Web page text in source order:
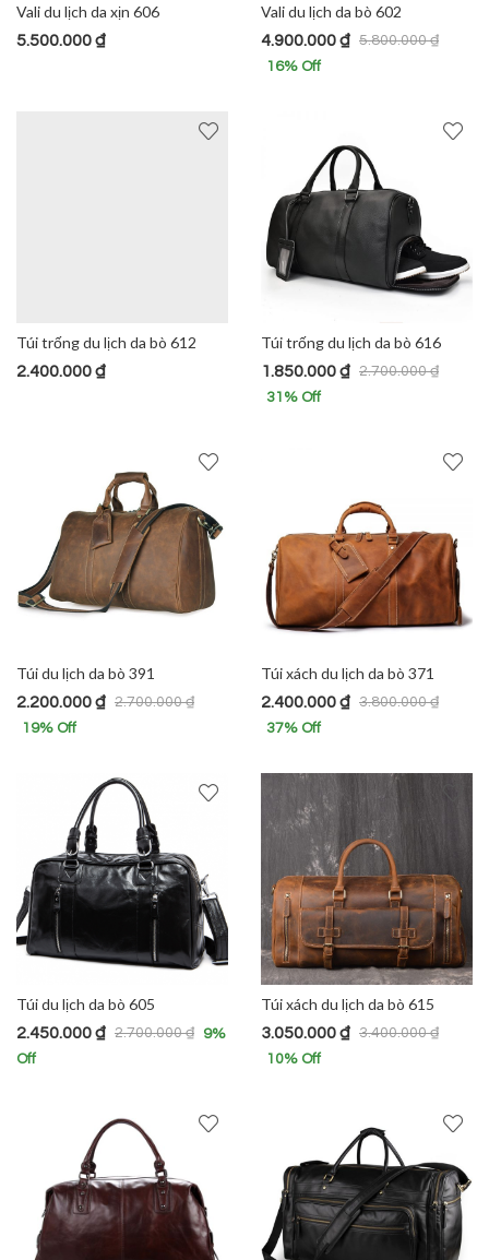
Vali du lịch da xịn 606
5.500.000₫
Vali du lịch da bò 602
5.800.000₫
4.900.000₫
16% Off
Túi trống du lịch da bò 612
2.400.000₫
Túi trống du lịch da bò 616
2.700.000₫
1.850.000₫
31 % Off
Túi du lịch da bò 391
2.700.000₫
2.200.000₫
19% Off
Túi xách du lịch da bò 371
3.800.000₫
2.400.000₫
37% Off
Túi du lịch da bò 605
2.700.000₫
2.450.000₫ 9%
Off
Túi xách du lịch da bò 615
3.400.000₫
3.050.000₫
10% Off